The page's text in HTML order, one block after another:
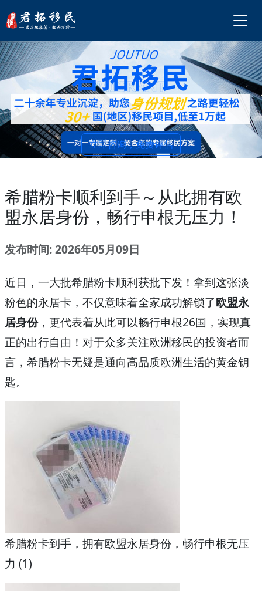
立即咨询，免费评估
希腊粉卡顺利到手～从此拥有欧
盟永居身份，畅行申根无压力！
发布时间: 2026年05月09日
近日，一大批希腊粉卡顺利获批下发！拿到这张淡
粉色的永居卡，不仅意味着全家成功解锁了欧盟永
居身份，更代表着从此可以畅行申根26国，实现真
正的出行自由！对于众多关注欧洲移民的投资者而
言，希腊粉卡无疑是通向高品质欧洲生活的黄金钥
匙。
希腊粉卡到手，拥有欧盟永居身份，畅行申根无压
力 (1)